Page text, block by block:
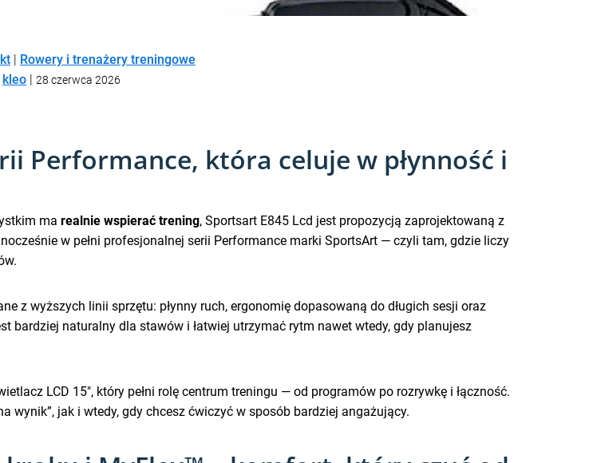
| Rowery i trenażery treningowe
kleo | 28 czerwca 2026
Performance, która celuje w płynność i
ma realnie wspierać trening, Sportsart E845 Lcd jest propozycją zaprojektowaną z
w pełni profesjonalnej serii Performance marki SportsArt — czyli tam, gdzie liczy
z wyższych linii sprzętu: płynny ruch, ergonomię dopasowaną do długich sesji oraz
bardziej naturalny dla stawów i łatwiej utrzymać rytm nawet wtedy, gdy planujesz
LCD 15″, który pełni rolę centrum treningu — od programów po rozrywkę i łączność.
wynik”, jak i wtedy, gdy chcesz ćwiczyć w sposób bardziej angażujący.